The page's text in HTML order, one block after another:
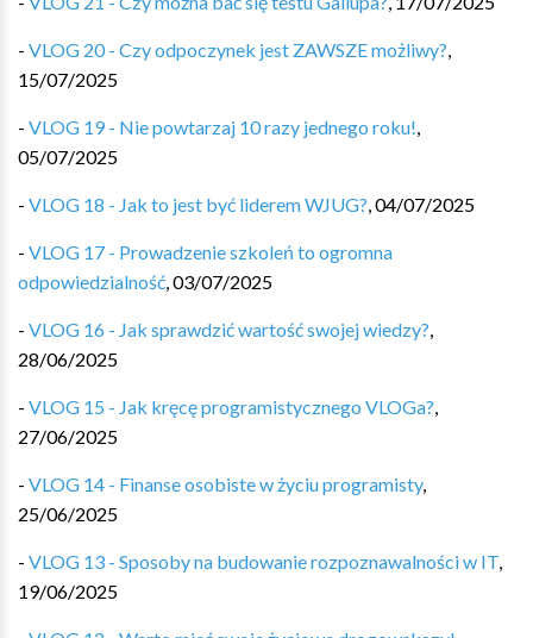
- VLOG 20 - Czy odpoczynek jest ZAWSZE możliwy?,
15/07/2025
- VLOG 19 - Nie powtarzaj 10 razy jednego roku!,
05/07/2025
- VLOG 18 - Jak to jest być liderem WJUG?,04/07/2025
- VLOG 17 - Prowadzenie szkoleń to ogromna
odpowiedzialność,03/07/2025
- VLOG 16 - Jak sprawdzić wartość swojej wiedzy?,
28/06/2025
- VLOG 15 - Jak kręcę programistycznego VLOGa?,
27/06/2025
- VLOG 14 - Finanse osobiste w życiu programisty,
25/06/2025
- VLOG 13 - Sposoby na budowanie rozpoznawalności w IT,
19/06/2025